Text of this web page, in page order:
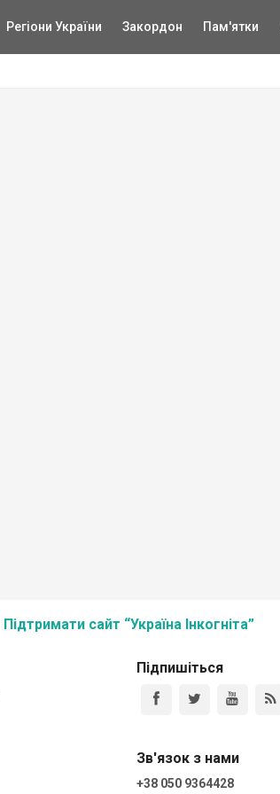
Регіони України Закордон Пам'ятки
Підтримати сайт “Україна Інкогніта”
Підпишіться
Зв'язок з нами
+38 050 9364428